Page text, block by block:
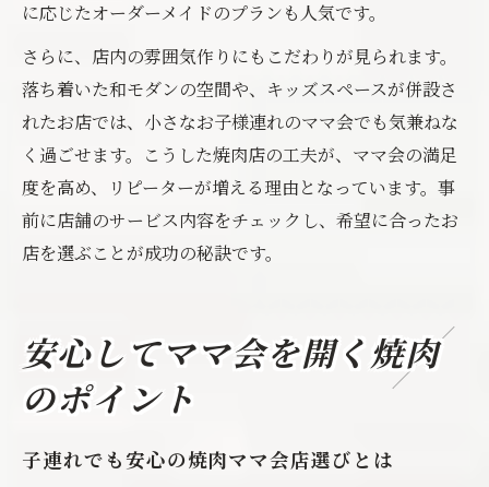
に応じたオーダーメイドのプランも人気です。
さらに、店内の雰囲気作りにもこだわりが見られます。
落ち着いた和モダンの空間や、キッズスペースが併設さ
れたお店では、小さなお子様連れのママ会でも気兼ねな
く過ごせます。こうした焼肉店の工夫が、ママ会の満足
度を高め、リピーターが増える理由となっています。事
前に店舗のサービス内容をチェックし、希望に合ったお
店を選ぶことが成功の秘訣です。
安心してママ会を開く焼肉
のポイント
子連れでも安心の焼肉ママ会店選びとは